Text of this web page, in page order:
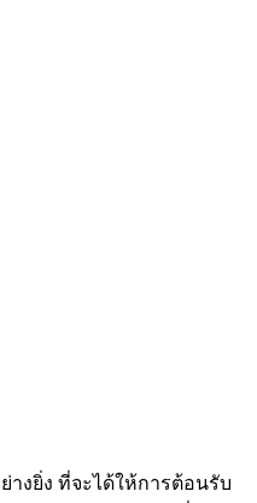
งยิ่ง ที่จะได้ให้การต้อนรับ